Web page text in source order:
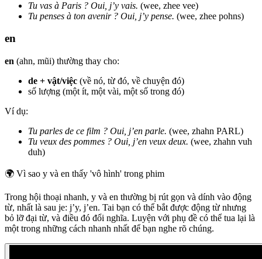
Tu vas à Paris ? Oui, j’y vais. (wee, zhee vee)
Tu penses à ton avenir ? Oui, j’y pense. (wee, zhee pohns)
en
en (ahn, mũi) thường thay cho:
de + vật/việc (về nó, từ đó, về chuyện đó)
số lượng (một ít, một vài, một số trong đó)
Ví dụ:
Tu parles de ce film ? Oui, j’en parle. (wee, zhahn PARL)
Tu veux des pommes ? Oui, j’en veux deux. (wee, zhahn vuh
duh)
🌍 Vì sao y và en thấy 'vô hình' trong phim
Trong hội thoại nhanh, y và en thường bị rút gọn và dính vào động
từ, nhất là sau je: j’y, j’en. Tai bạn có thể bắt được động từ nhưng
bỏ lỡ đại từ, và điều đó đổi nghĩa. Luyện với phụ đề có thể tua lại là
một trong những cách nhanh nhất để bạn nghe rõ chúng.